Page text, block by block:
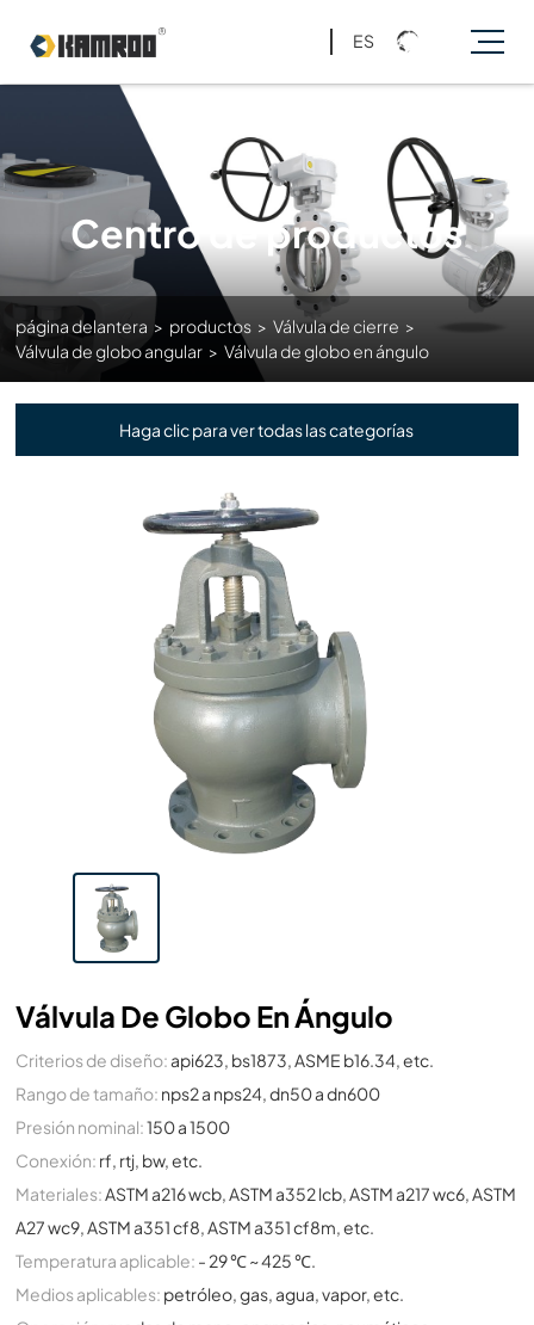
ES
Centro de productos
página delantera > productos > Válvula de cierre >
Válvula de globo angular > Válvula de globo en ángulo
Haga clic para ver todas las categorías
Válvula De Globo En Ángulo
Criterios de diseño: api623, bs1873, ASME b16.34, etc.
Rango de tamaño: nps2 a nps24, dn50 a dn600
Presión nominal:150 a 1500
Conexión: rf, rtj, bw, etc.
Materiales: ASTM a216 wcb, ASTM a352 lcb, ASTM a217 wc6, ASTM
A27 wc9, ASTM a351 cf8, ASTM a351 cf8m, etc.
Temperatura aplicable: - 29 ℃ ~ 425 ℃.
Medios aplicables: petróleo, gas, agua, vapor, etc.